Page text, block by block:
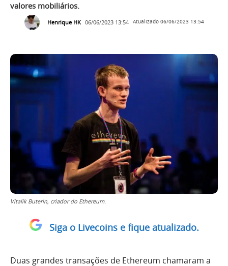
valores mobiliários.
Henrique HK 06/06/2023 13:54 Atualizado 06/06/2023 13:54
Vitalik Buterin, criador do Ethereum.
Siga o Livecoins e fique atualizado.
Duas grandes transações de Ethereum chamaram a